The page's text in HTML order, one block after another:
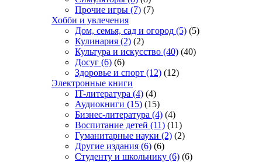
Прочие игры (7) (7)
Хобби и увлечения
Дом, семья, сад и огород (5) (5)
Кулинария (2) (2)
Культура и искусство (40) (40)
Досуг (6) (6)
Здоровье и спорт (12) (12)
Электронные книги
IT-литература (4) (4)
Аудиокниги (15) (15)
Бизнес-литература (4) (4)
Воспитание детей (11) (11)
Гуманитарные науки (2) (2)
Другие издания (6) (6)
Студенту и школьнику (6) (6)